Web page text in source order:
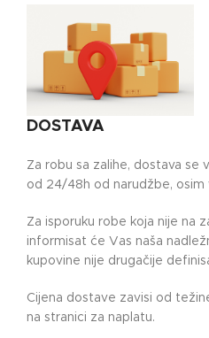
DOSTAVA
Za robu sa zalihe, dostava se
od 24/48h od narudžbe, osim
Za isporuku robe koja nije na
informisat će Vas naša
kupovine nije drugačije
Cijena dostave zavisi od
na stranici za naplatu.